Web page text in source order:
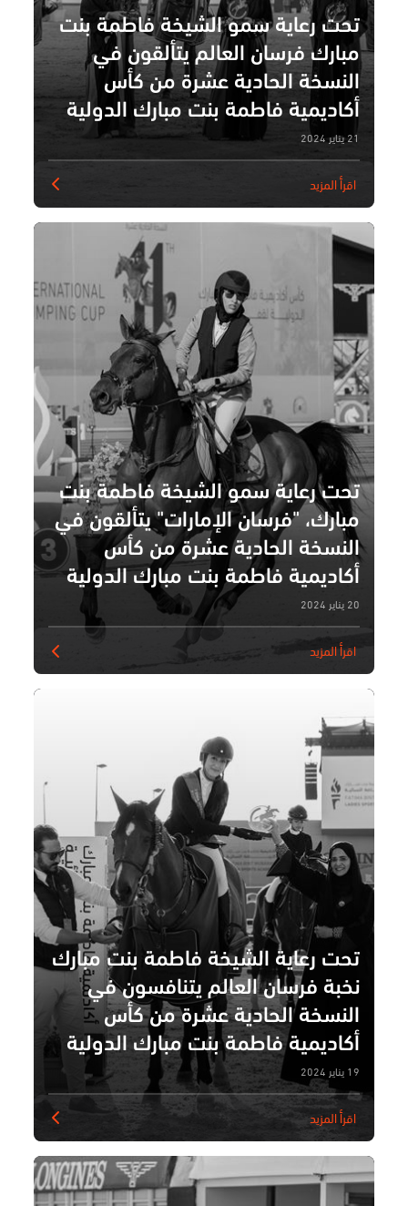
تحت رعاية سمو الشيخة فاطمة بنت
مبارك فرسان العالم يتألقون في
النسخة الحادية عشرة من كأس
أكاديمية فاطمة بنت مبارك الدولية
لقفز الحواجز
21 يناير 2024
اقرأ المزيد
تحت رعاية سمو الشيخة فاطمة بنت
مبارك، "فرسان الإمارات" يتألقون في
النسخة الحادية عشرة من كأس
أكاديمية فاطمة بنت مبارك الدولية
لقفز الحواجز
20 يناير 2024
اقرأ المزيد
تحت رعاية الشيخة فاطمة بنت مبارك
نخبة فرسان العالم يتنافسون في
النسخة الحادية عشرة من كأس
أكاديمية فاطمة بنت مبارك الدولية
لقفز الحواجز
19 يناير 2024
اقرأ المزيد